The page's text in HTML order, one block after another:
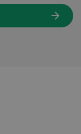
arrow_forward